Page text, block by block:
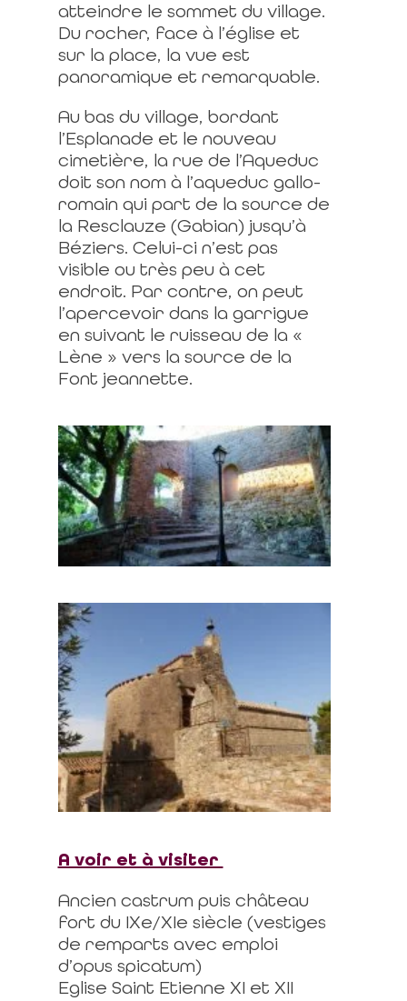
atteindre le sommet du village.
Du rocher, face à l’église et
sur la place, la vue est
panoramique et remarquable.
Au bas du village, bordant
l’Esplanade et le nouveau
cimetière, la rue de l’Aqueduc
doit son nom à l’aqueduc gallo-
romain qui part de la source de
la Resclauze (Gabian) jusqu’à
Béziers. Celui-ci n’est pas
visible ou très peu à cet
endroit. Par contre, on peut
l’apercevoir dans la garrigue
en suivant le ruisseau de la «
Lène » vers la source de la
Font jeannette.
A voir et à visiter
Ancien castrum puis château
fort du IXe/XIe siècle (vestiges
de remparts avec emploi
d’opus spicatum)
Eglise Saint Etienne XI et XII